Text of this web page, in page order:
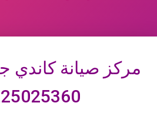
مركز صيانة كاندي